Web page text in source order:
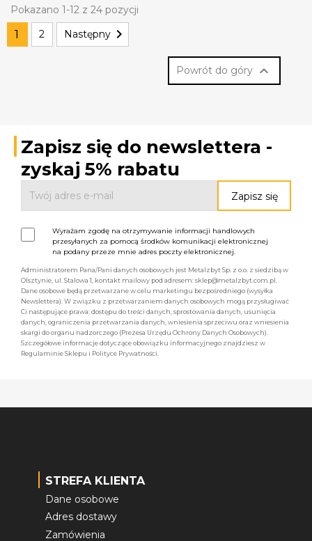
Pokazano 1-12 z 24 pozycji
1 2 Następny 
Powrót do góry 
Zapisz się do newslettera -
zyskaj 5% rabatu
Wyrażam zgodę na otrzymywanie informacji handlowych
przesyłanych za pomocą środków komunikacji elektronicznej
na podany przeze mnie adres poczty elektronicznej.
Administratorem Pana/Pani danych osobowych jest Metalzbyt Sp. z o.o. z siedzibą w
Olsztynie, ul. Stalowa 1, kontakt mailowy pod adresem: sklep@metalzbyt.com.pl.
Dane osobowe będą przetwarzane w celu marketingu bezpośredniego (wysyłka
Newslettera). W związku z przetwarzaniem danych osobowych mogą przysługiwać
Ci następujące prawa: dostępu do treści danych, sprostowania danych, usunięcia
danych, ograniczenia przetwarzania danych, wniesienia sprzeciwu oraz wniesienia
skargi do organu nadzorczego (Prezesa Urzędu Ochrony Danych Osobowych).
Szczegółowe informacje dotyczące obowiązku informacyjnego znajdziesz w
Regulaminie Sklepu i Polityce Prywatności.
STREFA KLIENTA
Dane osobowe
Adres dostawy
Zamówienia